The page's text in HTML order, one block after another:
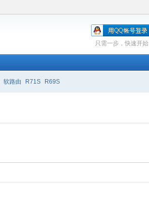
只需一步，快速开始
软路由 R71S R69S